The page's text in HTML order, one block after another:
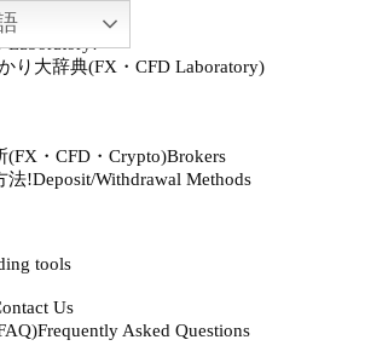
Laboratory!
(FX・CFD・Crypto)Brokers
法!Deposit/Withdrawal Methods
tools
Us
Frequently Asked Questions